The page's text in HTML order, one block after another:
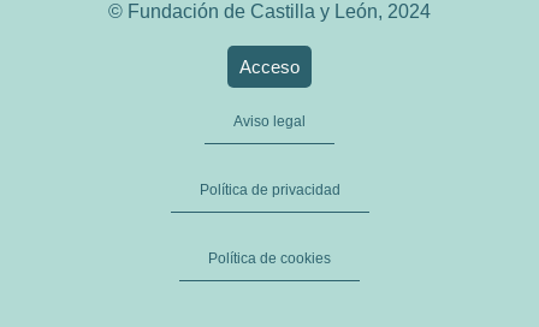
© Fundación de Castilla y León, 2024
Acceso
Aviso legal
Política de privacidad
Política de cookies